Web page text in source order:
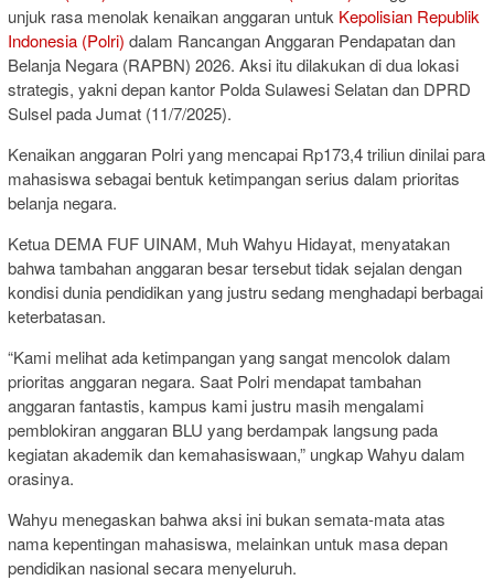
unjuk rasa menolak kenaikan anggaran untuk Kepolisian Republik
Indonesia (Polri) dalam Rancangan Anggaran Pendapatan dan
Belanja Negara (RAPBN) 2026. Aksi itu dilakukan di dua lokasi
strategis, yakni depan kantor Polda Sulawesi Selatan dan DPRD
Sulsel pada Jumat (11/7/2025).
Kenaikan anggaran Polri yang mencapai Rp173,4 triliun dinilai para
mahasiswa sebagai bentuk ketimpangan serius dalam prioritas
belanja negara.
Ketua DEMA FUF UINAM, Muh Wahyu Hidayat, menyatakan
bahwa tambahan anggaran besar tersebut tidak sejalan dengan
kondisi dunia pendidikan yang justru sedang menghadapi berbagai
keterbatasan.
“Kami melihat ada ketimpangan yang sangat mencolok dalam
prioritas anggaran negara. Saat Polri mendapat tambahan
anggaran fantastis, kampus kami justru masih mengalami
pemblokiran anggaran BLU yang berdampak langsung pada
kegiatan akademik dan kemahasiswaan,” ungkap Wahyu dalam
orasinya.
Wahyu menegaskan bahwa aksi ini bukan semata-mata atas
nama kepentingan mahasiswa, melainkan untuk masa depan
pendidikan nasional secara menyeluruh.